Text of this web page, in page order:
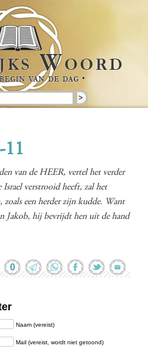
>
11
van de HEER, vertel het verder
verstrooid heeft, zal het
zoals een herder zijn kudde. Want
Jakob, hij bevrijdt hen uit de hand
0
Naam (vereist)
Mail (vereist, wordt niet getoond)